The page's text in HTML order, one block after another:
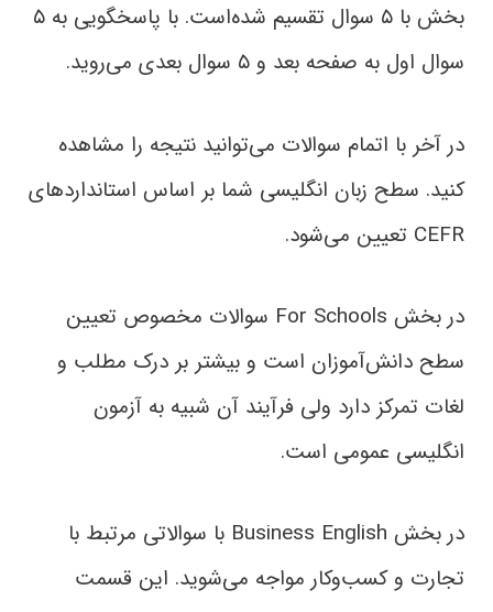
بخش با ۵ سوال تقسیم شده‌است. با پاسخگویی به ۵
سوال اول به صفحه بعد و ۵ سوال بعدی می‌روید.
در آخر با اتمام سوالات می‌توانید نتیجه را مشاهده
کنید. سطح زبان انگلیسی شما بر اساس استانداردهای
CEFR تعیین می‌شود.
در بخش For Schools سوالات مخصوص تعیین
سطح دانش‌آموزان است و بیشتر بر درک مطلب و
لغات تمرکز دارد ولی فرآیند آن شبیه به آزمون‌
انگلیسی عمومی است.
در بخش Business English با سوالاتی مرتبط با
تجارت و کسب‌وکار مواجه می‌شوید. این قسمت